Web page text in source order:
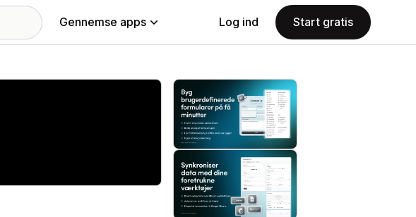
Gennemse apps Log ind Start gratis